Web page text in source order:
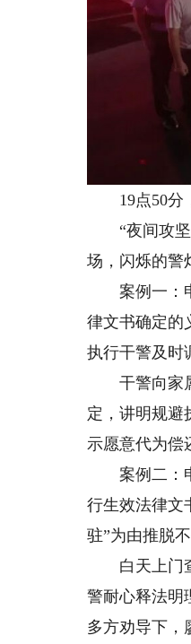
19点50分，
“夜间攻坚
场，闪烁的警
案例一：申
律文书确定的
执行干警及时
干警向家属
定，讲明规避
示愿意代为偿
案例二：申
行生效法律文
驻”为由推脱不
白天上门查
警耐心释法明
多方劝导下，